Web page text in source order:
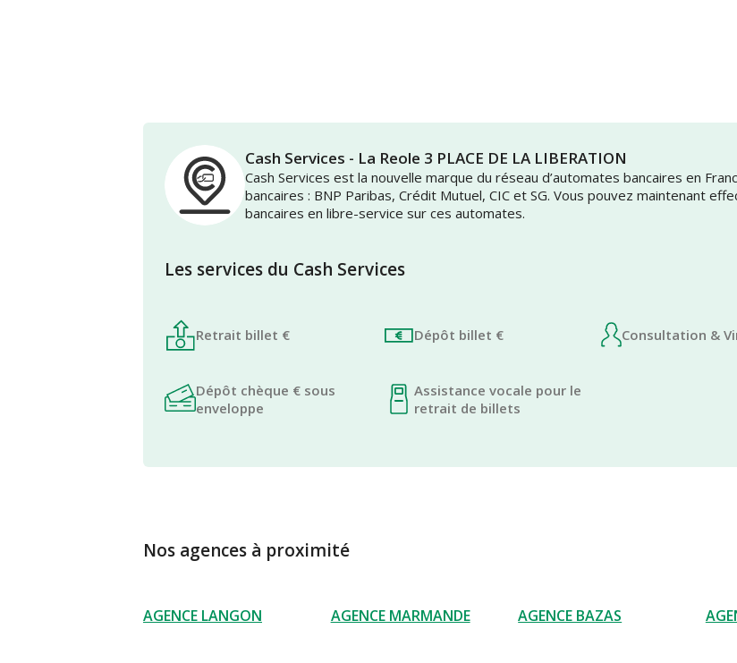
Cash Services - La Reole 3 PLACE DE LA LIBERATION
Cash Services est la nouvelle marque du réseau d’automates bancaires en
bancaires : BNP Paribas, Crédit Mutuel, CIC et SG. Vous pouvez maintenant
bancaires en libre-service sur ces automates.
Les services du Cash Services
Retrait billet € Dépôt billet € Consultation &
Dépôt chèque € sous
enveloppe
Assistance vocale pour le
retrait de billets
Nos agences à proximité
AGENCE LANGON AGENCE MARMANDE AGENCE BAZAS